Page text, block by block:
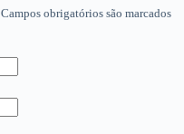
Campos obrigatórios são marcados